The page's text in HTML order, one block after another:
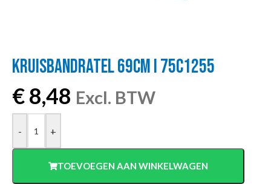
KRUISBANDRATEL 69CM I 75C1255
€8,48 Excl. BTW
- +
TOEVOEGEN AAN WINKELWAGEN